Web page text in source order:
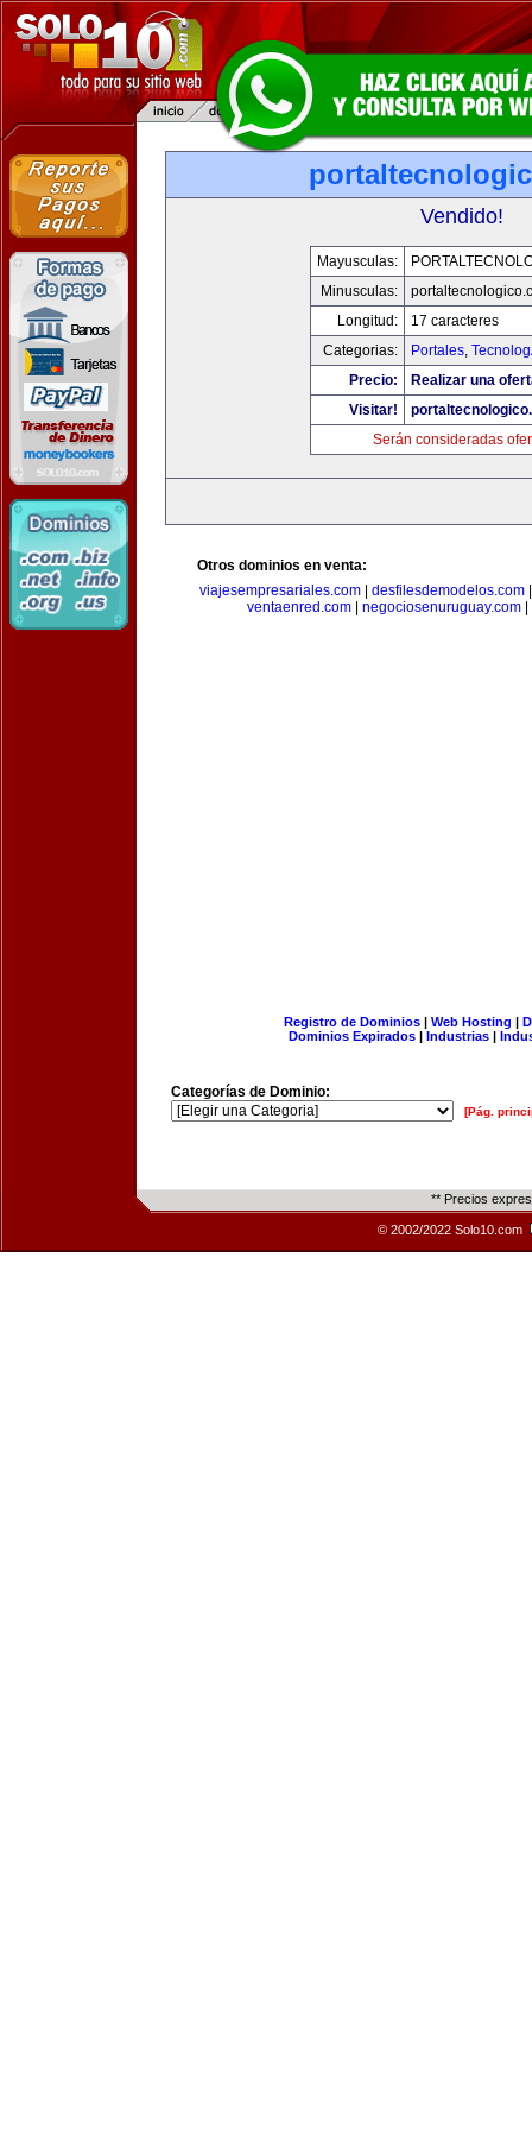
Vendido!
Mayusculas:
Minusculas:
Longitud:
17 caracteres
Categorias:
Portales,
Precio:
Realizar una
Visitar!
Serán consideradas
Otros dominios en venta:
viajesempresariales.com| desfilesdemodelos.com
ventaenred.com
negociosenuruguay.com
Registro de Dominios| Web Hosting |
Dominios Expirados | Industrias |
Categorías de Dominio:
[Pág.
** Precios
© 2002/2022 Solo10.com